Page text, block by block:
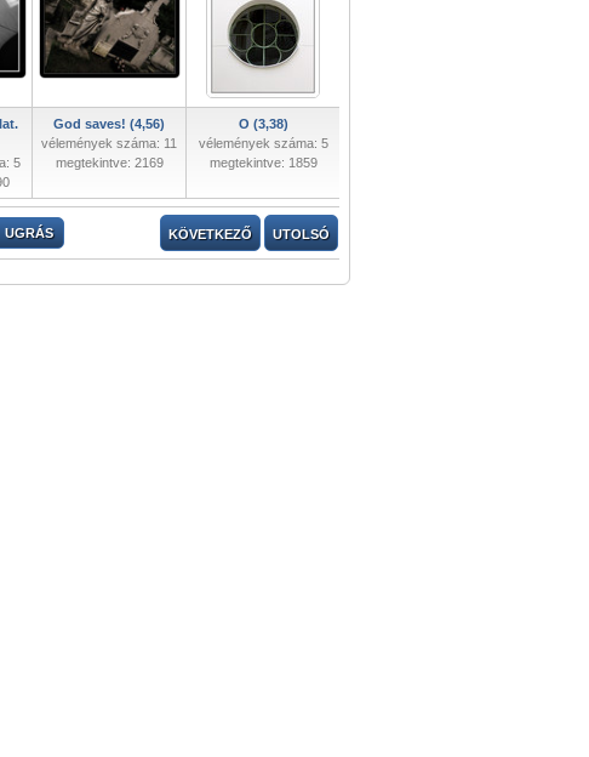
5
God saves! (4,56)
vélemények száma: 11
megtekintve: 2169
O (3,38)
vélemények száma: 5
megtekintve: 1859
KÖVETKEZŐ UTOLSÓ